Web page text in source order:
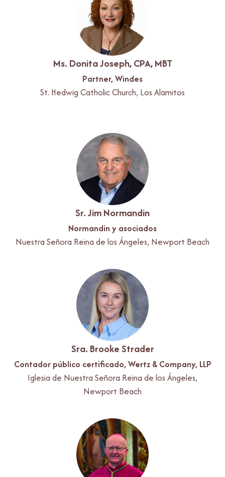
Ms. Donita Joseph, CPA, MBT
Partner, Windes
St. Hedwig Catholic Church, Los Alamitos
Sr. Jim Normandin
Normandin y asociados
Nuestra Señora Reina de los Ángeles, Newport Beach
Sra. Brooke Strader
Contador público certificado, Wertz & Company, LLP
Iglesia de Nuestra Señora Reina de los Ángeles,
Newport Beach